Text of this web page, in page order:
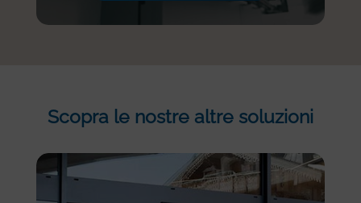
Scopra le nostre altre soluzioni